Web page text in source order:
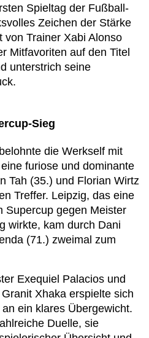
Spieltag der Fußball-
Zeichen der Stärke
von Trainer Xabi Alonso
Mitfavoriten auf den Titel
unterstrich seine
Sieg
die Werkself mit
furiose und dominante
Tah (35.) und Florian Wirtz
Treffer. Leipzig, das eine
Supercup gegen Meister
wirkte, kam durch Dani
(71.) zweimal zum
Exequiel Palacios und
Xhaka erspielte sich
ein klares Übergewicht.
Duelle, sie